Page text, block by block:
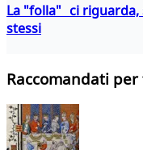
La "folla" ci riguarda,
stessi
Raccomandati per